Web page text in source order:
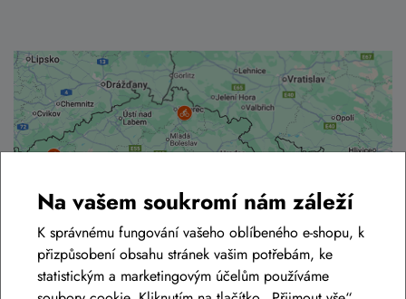
Na vašem soukromí nám záleží
K správnému fungování vašeho oblíbeného e-shopu, k
přizpůsobení obsahu stránek vašim potřebám, ke
statistickým a marketingovým účelům používáme